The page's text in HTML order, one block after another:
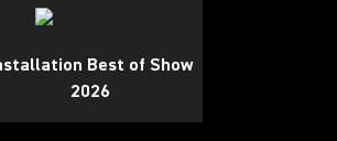
Best of Show
2026